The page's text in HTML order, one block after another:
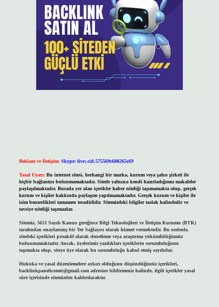
Reklam ve İletişim: Skype: live:.cid.575569c608265c69
Yasal Uyarı: Bu internet sitesi, herhangi bir marka, kurum veya şahıs şirketi ile
hiçbir bağlantısı bulunmamaktadır. Sitede yalnızca kendi hazırladığımız makaleler
paylaşılmaktadır. Burada yer alan içerikler haber niteliği taşımamakta olup, gerçek
kurum ve kişiler hakkında paylaşım yapılmamaktadır. Gerçek kurum ve kişiler ile
isim benzerlikleri tamamen tesadüfidir. Sitemizdeki bilgiler taslak halindedir ve
tavsiye niteliği taşımazlar.
Sitemiz, 5651 Sayılı Kanun gereğince Bilgi Teknolojileri ve İletişim Kurumu (BTK)
tarafından onaylanmış bir Yer Sağlayıcı olarak hizmet vermektedir. Bu nedenle,
sitedeki içerikleri proaktif olarak denetleme veya araştırma yükümlülüğümüz
bulunmamaktadır. Ancak, üyelerimiz yazdıkları içeriklerin sorumluluğunu
taşımakta olup, siteye üye olarak bu sorumluluğu kabul etmiş sayılırlar.
Hukuka ve yasal düzenlemelere aykırı olduğunu düşündüğünüz içerikleri,
backlinkpanelicomtr@gmail.comadresine bildirmeniz halinde, ilgili içerikler yasal
süre içerisinde sitemizden kaldırılacaktır.